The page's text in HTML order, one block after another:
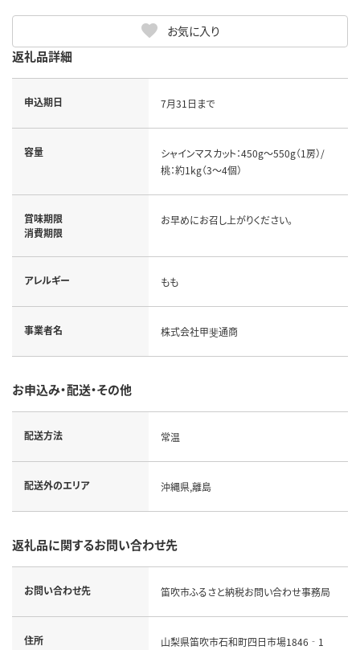
お気に入り
返礼品詳細
申込期日 7月31日まで
容量
シャインマスカット：450g～550g（1房）/
桃：約1kg（3～4個）
賞味期限
消費期限
お早めにお召し上がりください。
アレルギー もも
事業者名 株式会社甲斐通商
お申込み・配送・その他
配送方法 常温
配送外のエリア 沖縄県,離島
返礼品に関するお問い合わせ先
お問い合わせ先 笛吹市ふるさと納税お問い合わせ事務局
住所 山梨県笛吹市石和町四日市場1846‐1